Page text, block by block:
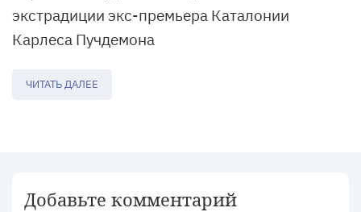
экстрадиции экс-премьера Каталонии
Карлеса Пучдемона
ЧИТАТЬ ДАЛЕЕ
Добавьте комментарий